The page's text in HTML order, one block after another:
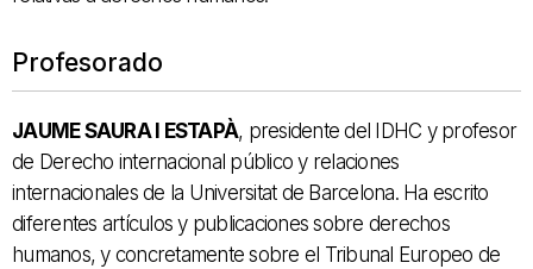
Profesorado
JAUME SAURA I ESTAPÀ, presidente del IDHC y profesor
de Derecho internacional público y relaciones
internacionales de la Universitat de Barcelona. Ha escrito
diferentes artículos y publicaciones sobre derechos
humanos, y concretamente sobre el Tribunal Europeo de